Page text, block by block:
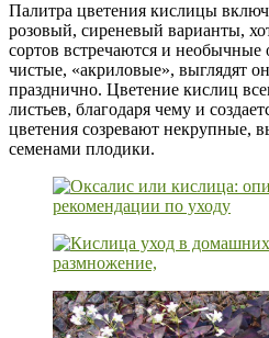
Палитра цветения кислицы
розовый, сиреневый варианты,
сортов встречаются и необычные
чистые, «акриловые», выглядят
празднично. Цветение кислиц
листьев, благодаря чему и
цветения созревают некрупные,
семенами плодики.